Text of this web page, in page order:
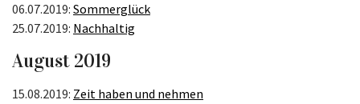
06.07.2019: Sommerglück
25.07.2019: Nachhaltig
August 2019
15.08.2019: Zeit haben und nehmen